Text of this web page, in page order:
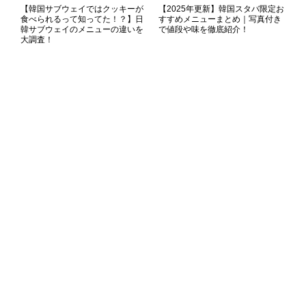
【韓国サブウェイではクッキーが
食べられるって知ってた！？】日
韓サブウェイのメニューの違いを
大調査！
【2025年更新】韓国スタバ限定お
すすめメニューまとめ｜写真付き
で値段や味を徹底紹介！